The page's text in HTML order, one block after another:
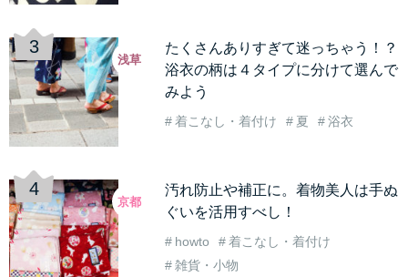
たくさんありすぎて迷っちゃう！？
浴衣の柄は４タイプに分けて選んで
みよう
着こなし・着付け 夏 浴衣
浅草
汚れ防止や補正に。着物美人は手ぬ
ぐいを活用すべし！
howto
着こなし・着付け
雑貨・小物
京都